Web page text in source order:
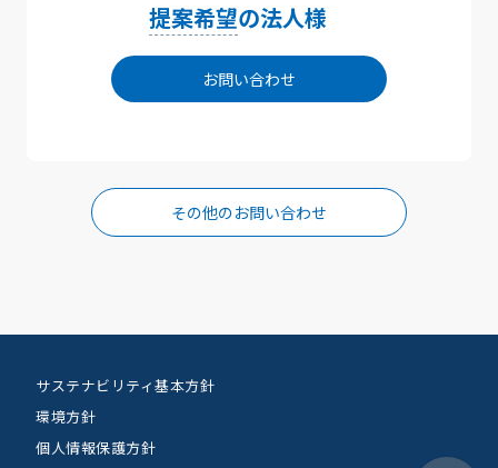
提案希望の法人様
お問い合わせ
その他のお問い合わせ
サステナビリティ基本方針
環境方針
個人情報保護方針